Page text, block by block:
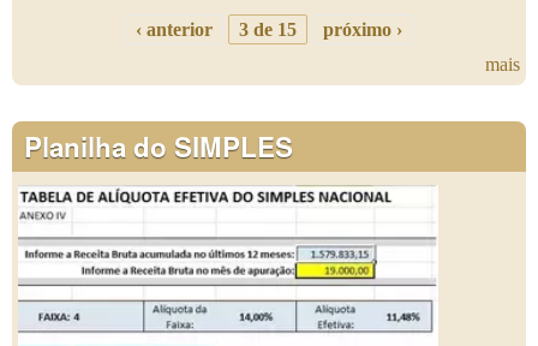
‹ anterior 3 de 15
próximo ›
mais
Planilha do SIMPLES